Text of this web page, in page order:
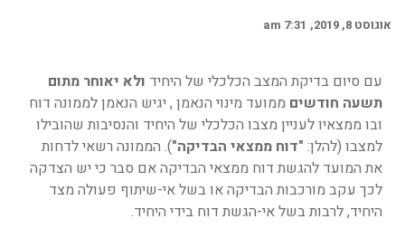
אוגוסט 8, 2019 7:31 am
עם סיום בדיקת המצב הכלכלי של היחיד ולא יאוחר מתום
תשעה חודשים ממועד מינוי הנאמן , יגיש הנאמן לממונה דוח
ובו ממצאיו לעניין מצבו הכלכלי של היחיד והנסיבות שהובילו
למצבו (להלן: "דוח ממצאי הבדיקה"). הממונה רשאי לדחות
את המועד להגשת דוח ממצאי הבדיקה אם סבר כי יש הצדקה
לכך עקב מורכבות הבדיקה או בשל אי-שיתוף פעולה מצד
היחיד, לרבות בשל אי-הגשת דוח בידי היחיד.